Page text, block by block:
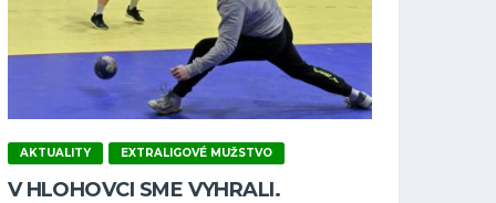
AKTUALITY EXTRALIGOVÉ MUŽSTVO
V HLOHOVCI SME VYHRALI.